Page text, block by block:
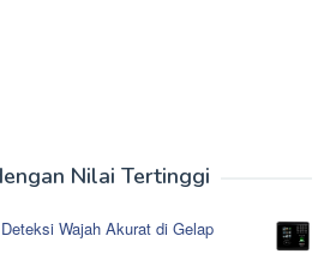
Nilai Tertinggi
Wajah Akurat di Gelap